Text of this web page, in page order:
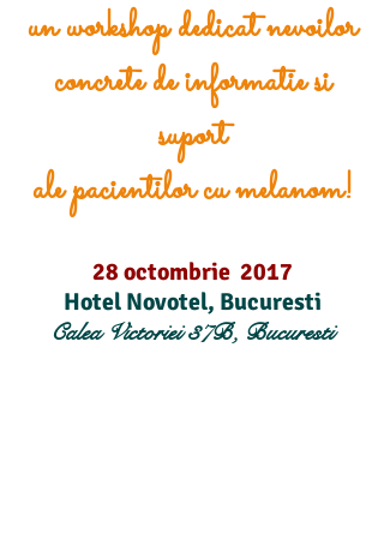
un workshop dedicat nevoilor
concrete de informatie si
suport
ale pacientilor cu melanom!
28 octombrie 2017
Hotel Novotel, Bucuresti
Calea Victoriei 37B, Bucuresti